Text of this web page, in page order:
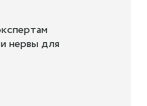
нервы для